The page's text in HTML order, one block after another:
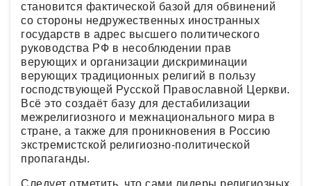
становится фактической базой для обвинений
со стороны недружественных иностранных
государств в адрес высшего политического
руководства РФ в несоблюдении прав
верующих и организации дискриминации
верующих традиционных религий в пользу
господствующей Русской Православной Церкви.
Всё это создаёт базу для дестабилизации
межрелигиозного и межнационального мира в
стране, а также для проникновения в Россию
экстремистской религиозно-политической
пропаганды.